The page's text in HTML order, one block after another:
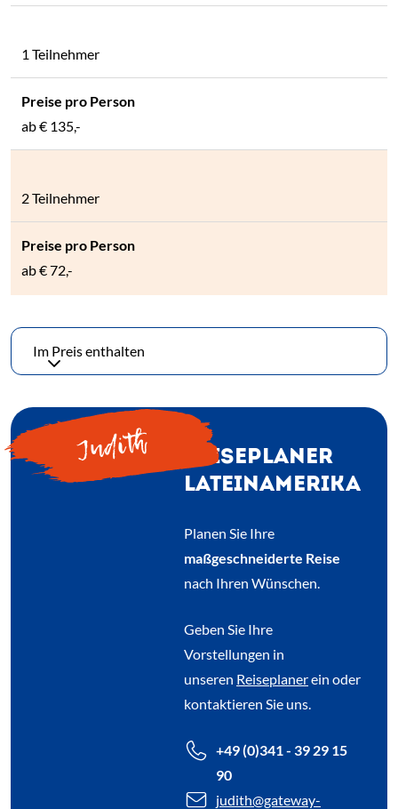
1 Teilnehmer
ab€ 135,-
2 Teilnehmer
ab€ 72,-
Im Preis enthalten
Judith
REISEPLANER
LATEINAMERIKA
Planen Sie Ihre
maßgeschneiderte Reise
nach Ihren Wünschen.
Geben Sie Ihre
Vorstellungen in
unseren Reiseplanerein oder
kontaktieren Sie uns.
+49 (0)341 - 39 29 15
90
judith@gateway-